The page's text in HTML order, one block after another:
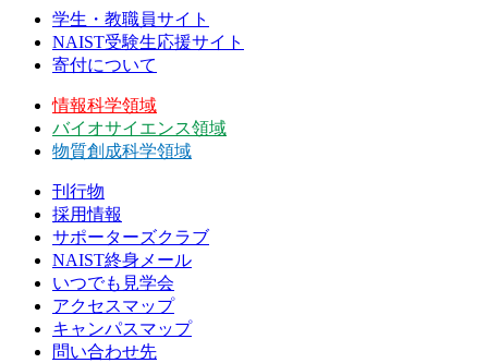
学生・教職員サイト
NAIST受験生応援サイト
寄付について
情報科学領域
バイオサイエンス領域
物質創成科学領域
刊行物
採用情報
サポーターズクラブ
NAIST終身メール
いつでも見学会
アクセスマップ
キャンパスマップ
問い合わせ先